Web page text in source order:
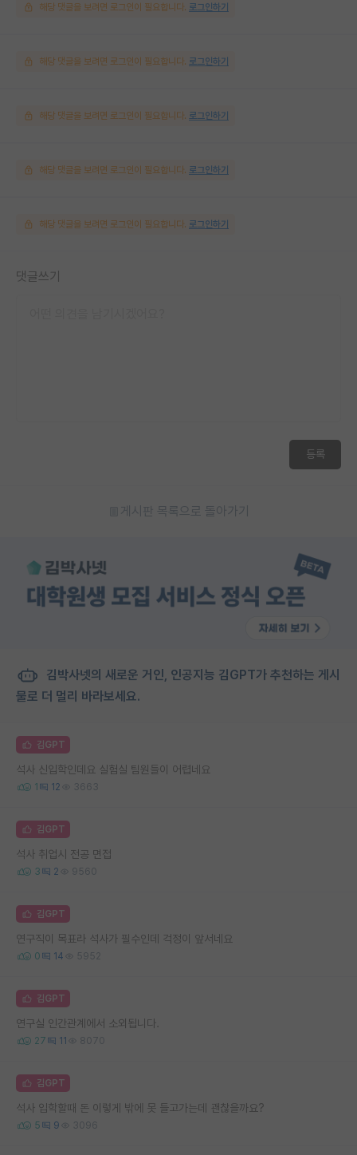
해당 댓글을 보려면 로그인이 필요합니다. 로그인하기
해당 댓글을 보려면 로그인이 필요합니다. 로그인하기
해당 댓글을 보려면 로그인이 필요합니다. 로그인하기
해당 댓글을 보려면 로그인이 필요합니다. 로그인하기
해당 댓글을 보려면 로그인이 필요합니다. 로그인하기
댓글쓰기
등록
게시판 목록으로 돌아가기
김박사넷의 새로운 거인, 인공지능 김GPT가 추천하는 게시
물로 더 멀리 바라보세요.
김GPT
석사 신입학인데요 실험실 팀원들이 어렵네요
1 12 3663
김GPT
석사 취업시 전공 면접
3 2 9560
김GPT
연구직이 목표라 석사가 필수인데 걱정이 앞서네요
0 14 5952
김GPT
연구실 인간관계에서 소외됩니다.
27 11 8070
김GPT
석사 입학할때 돈 이렇게 밖에 못 들고가는데 괜찮을까요?
5 9 3096